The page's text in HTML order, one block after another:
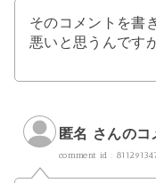
そのコメントを書
悪いと思うんです
匿名 さんのコ
comment id :